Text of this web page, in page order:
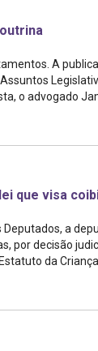
A
o advogado
que visa
a
por decisão
da Criança